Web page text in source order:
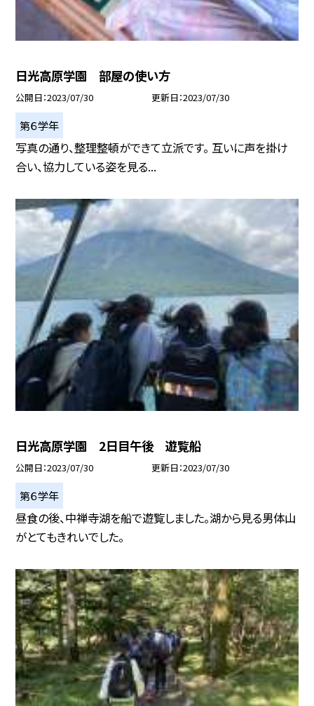
日光高原学園 部屋の使い方
公開日 2023/07/30 更新日 2023/07/30
第６学年
写真の通り、整理整頓ができて立派です。 互いに声を掛け
合い、協力している姿を見る...
日光高原学園 2日目午後 遊覧船
公開日 2023/07/30 更新日 2023/07/30
第６学年
昼食の後、中禅寺湖を船で遊覧しました。湖から見る男体山
がとてもきれいでした。